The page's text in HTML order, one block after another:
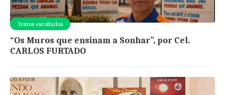
Textos escolhidos
“Os Muros que ensinam a Sonhar”, por Cel.
CARLOS FURTADO